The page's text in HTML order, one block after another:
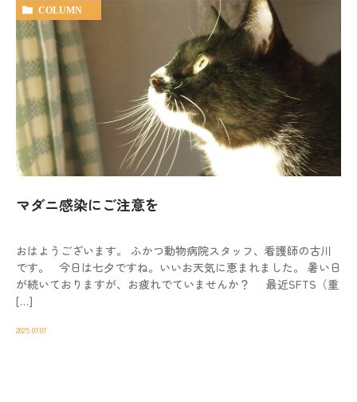
COLUMN
マダニ感染にご注意を
おはようございます。 ふかつ動物病院スタッフ、看護師の古川
です。 今日は七夕ですね。いいお天気に恵まれました。 暑い日
が続いておりますが、お疲れでていませんか？ 最近SFTS（重
[…]
2025.07.07